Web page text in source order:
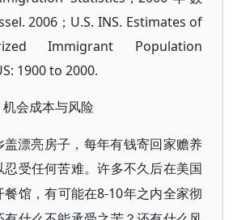
2006；U.S. INS. Estimates of
Immigrant Population
1900 to 2000.
机会成本与风险
盖漂亮房子，每年有钱寄回家赡养
受任何苦难。许多不久后在美国
餐馆，有可能在8-10年之内全家彻